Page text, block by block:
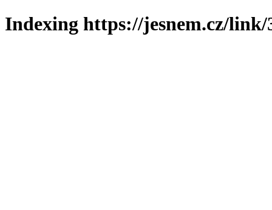
Indexing https://jesnem.cz/link/